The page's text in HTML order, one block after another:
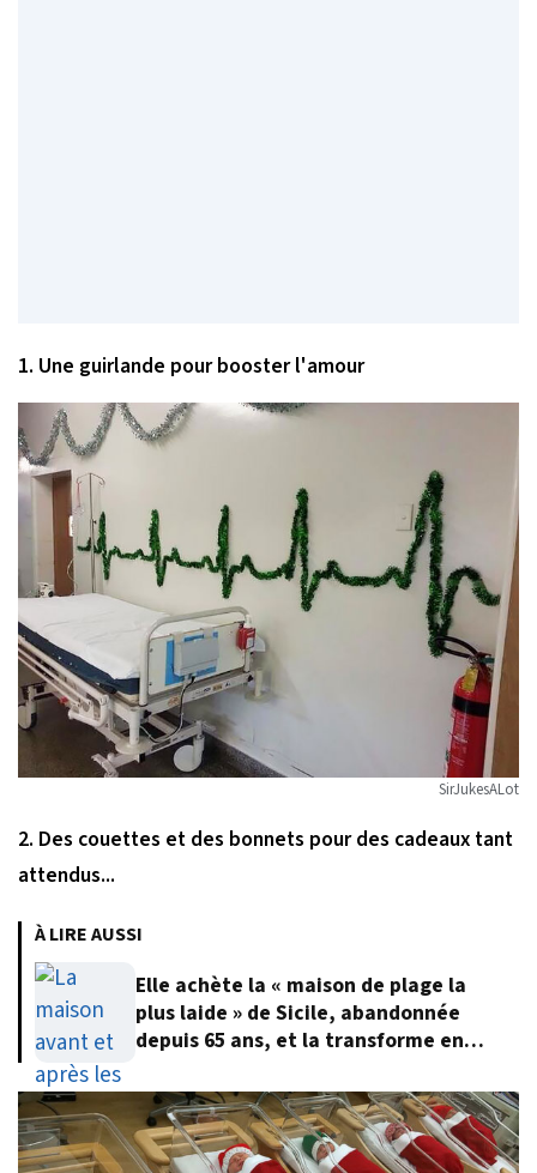
1. Une guirlande pour booster l'amour
SirJukesALot
2. Des couettes et des bonnets pour des cadeaux tant
attendus...
À LIRE AUSSI
Elle achète la « maison de plage la
plus laide » de Sicile, abandonnée
depuis 65 ans, et la transforme en